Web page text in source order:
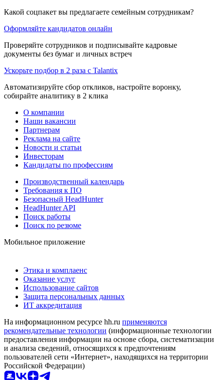
Какой соцпакет вы предлагаете семейным сотрудникам?
Оформляйте кандидатов онлайн
Проверяйте сотрудников и подписывайте кадровые
документы без бумаг и личных встреч
Ускорьте подбор в 2 раза с Talantix
Автоматизируйте сбор откликов, настройте воронку,
собирайте аналитику в 2 клика
О компании
Наши вакансии
Партнерам
Реклама на сайте
Новости и статьи
Инвесторам
Кандидаты по профессиям
Производственный календарь
Требования к ПО
Безопасный HeadHunter
HeadHunter API
Поиск работы
Поиск по резюме
Мобильное приложение
Этика и комплаенс
Оказание услуг
Использование сайтов
Защита персональных данных
ИТ аккредитация
На информационном ресурсе hh.ru применяются
рекомендательные технологии (информационные технологии
предоставления информации на основе сбора, систематизации
и анализа сведений, относящихся к предпочтениям
пользователей сети «Интернет», находящихся на территории
Российской Федерации)